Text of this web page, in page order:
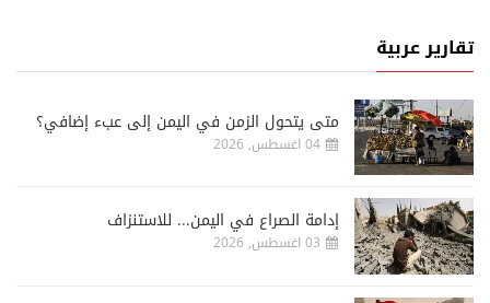
تقارير عربية
متى يتحول الزمن في اليمن إلى عبء إضافي؟
04 اغسطس, 2026
إدامة الصراع في اليمن... للاستنزاف
03 اغسطس, 2026